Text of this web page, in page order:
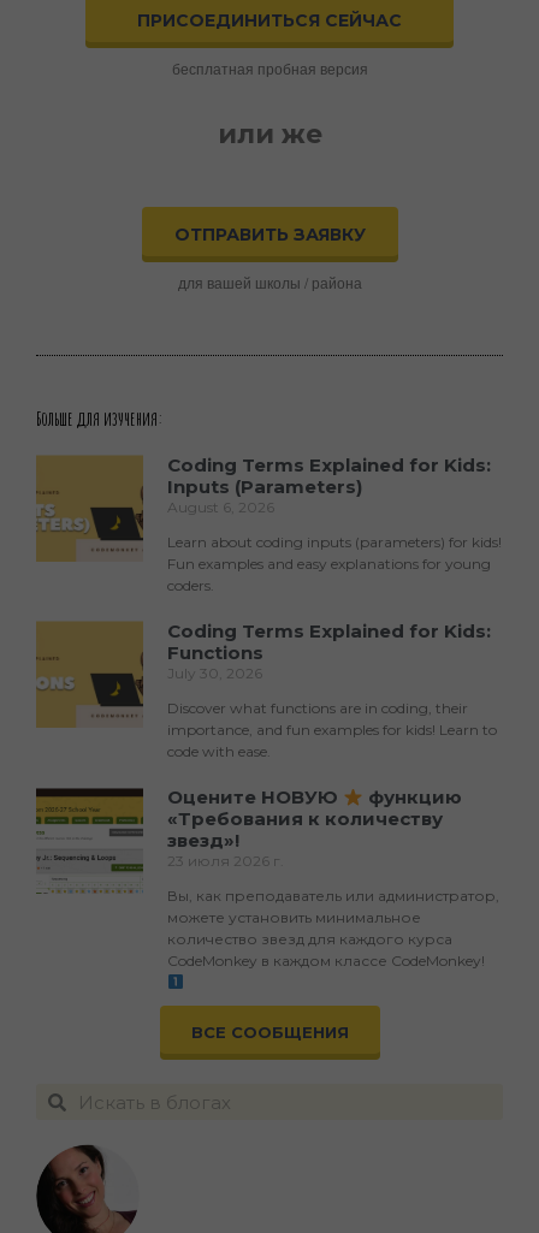
ВСЕ СООБЩЕНИЯ
ПРИСОЕДИНИТЬСЯ СЕЙЧАС
бесплатная пробная версия
или же
ОТПРАВИТЬ ЗАЯВКУ
для вашей школы / района
Больше для изучения:
Coding Terms Explained for Kids:
Inputs (Parameters)
August 6, 2026
Learn about coding inputs (parameters) for kids!
Fun examples and easy explanations for young
coders.
Coding Terms Explained for Kids:
Functions
July 30, 2026
Discover what functions are in coding, their
importance, and fun examples for kids! Learn to
code with ease.
Оцените НОВУЮ
функцию
«Требования к количеству
звезд»!
23 июля 2026 г.
Вы, как преподаватель или администратор,
можете установить минимальное
количество звезд для каждого курса
CodeMonkey в каждом классе CodeMonkey!